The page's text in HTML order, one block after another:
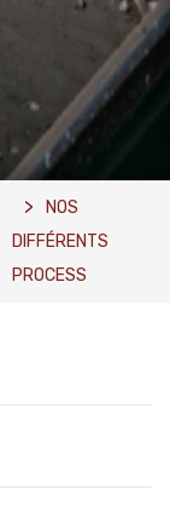
NOS
DIFFÉRENTS
PROCESS